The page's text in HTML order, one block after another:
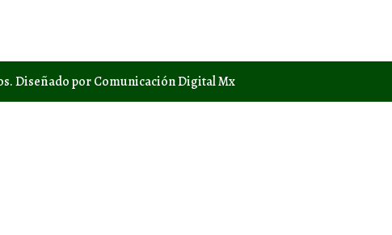
Diseñado por Comunicación Digital Mx